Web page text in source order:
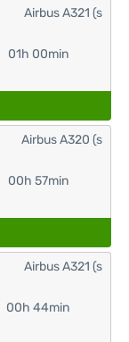
01h 00min
Airbus A321 (s
00h 57min
Airbus A320 (s
00h 44min
Airbus A321 (s